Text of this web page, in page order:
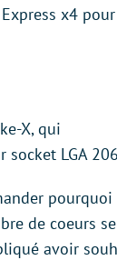
x4
X, qui
socket LGA
de coeurs
avoir